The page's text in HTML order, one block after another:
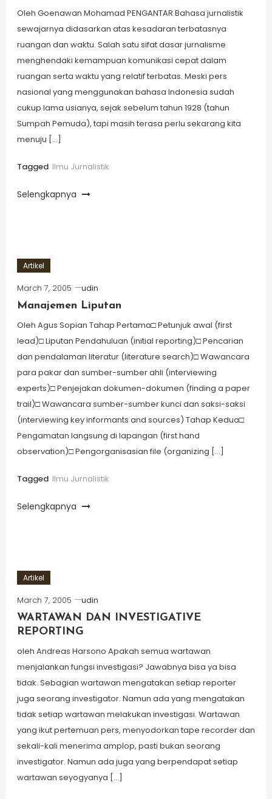
Oleh Goenawan Mohamad PENGANTAR Bahasa jurnalistik
sewajarnya didasarkan atas kesadaran terbatasnya
ruangan dan waktu. Salah satu sifat dasar jurnalisme
menghendaki kemampuan komunikasi cepat dalam
ruangan serta waktu yang relatif terbatas. Meski pers
nasional yang menggunakan bahasa Indonesia sudah
cukup lama usianya, sejak sebelum tahun 1928 (tahun
Sumpah Pemuda), tapi masih terasa perlu sekarang kita
menuju […]
Tagged Ilmu Jurnalistik
Selengkapnya
Artikel
March 7, 2005
udin
Manajemen Liputan
Oleh Agus Sopian Tahap Pertama□ Petunjuk awal (first
lead)□ Liputan Pendahuluan (initial reporting)□ Pencarian
dan pendalaman literatur (literature search)□ Wawancara
para pakar dan sumber-sumber ahli (interviewing
experts)□ Penjejakan dokumen-dokumen (finding a paper
trail)□ Wawancara sumber-sumber kunci dan saksi-saksi
(interviewing key informants and sources) Tahap Kedua□
Pengamatan langsung di lapangan (first hand
observation)□ Pengorganisasian file (organizing […]
Tagged Ilmu Jurnalistik
Selengkapnya
Artikel
March 7, 2005
udin
WARTAWAN DAN INVESTIGATIVE
REPORTING
oleh Andreas Harsono Apakah semua wartawan
menjalankan fungsi investigasi? Jawabnya bisa ya bisa
tidak. Sebagian wartawan mengatakan setiap reporter
juga seorang investigator. Namun ada yang mengatakan
tidak setiap wartawan melakukan investigasi. Wartawan
yang ikut pertemuan pers, menyodorkan tape recorder dan
sekali-kali menerima amplop, pasti bukan seorang
investigator. Namun ada juga yang berpendapat setiap
wartawan seyogyanya […]